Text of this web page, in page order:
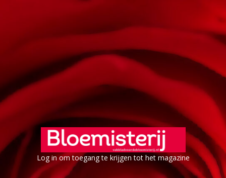
Log in om toegang te krijgen tot het magazine